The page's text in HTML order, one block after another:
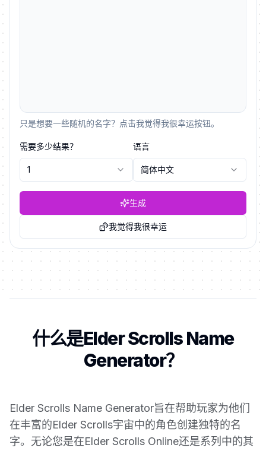
只是想要一些随机的名字？点击我觉得我很幸运按钮。
需要多少结果？
1
语言
简体中文
生成
我觉得我很幸运
什么是Elder Scrolls Name
Generator？
Elder Scrolls Name Generator旨在帮助玩家为他们
在丰富的Elder Scrolls宇宙中的角色创建独特的名
字。无论您是在Elder Scrolls Online还是系列中的其